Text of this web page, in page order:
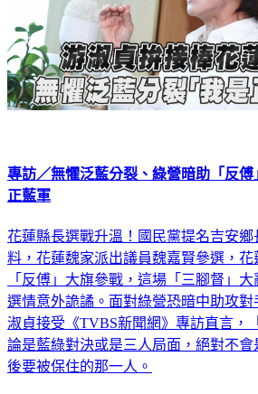
專訪／無懼泛藍分裂、綠營暗助「反
正藍軍
花蓮縣長選戰升溫！國民黨提名吉安
料，花蓮魏家派出議員魏嘉賢參選，
「反傅」大旗參戰，這場「三腳督」
選情意外詭譎。面對綠營恐暗中助攻
淑貞接受《TVBS新聞網》專訪直言，
論是藍綠對決或是三人局面，絕對不
後要被保住的那一人。